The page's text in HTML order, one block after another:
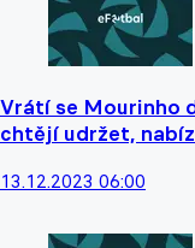
Vrátí se Mourinho
chtějí udržet,
13.12.2023 06:00